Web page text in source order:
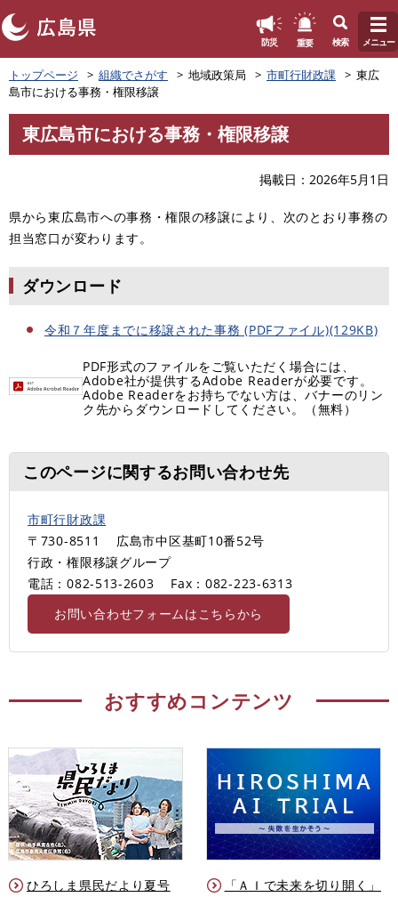
ペ
ー
ジ
の
頭
。
防災 重要 検索 メニュー
トップページ 組織でさがす 地域政策局 市町行財政課
東広
島市における事務・権限移譲
文
東広島市における事務・権限移譲
掲載日 2026年5月1日
県から東広島市への事務・権限の移譲により、次のとおり事務の
担当窓口が変わります。
ダウンロード
令和７年度までに移譲された事務 (PDFファイル)(129KB)
PDF形式のファイルをご覧いただく場合には、
Adobe社が提供するAdobe Readerが必要です。
Adobe Readerをお持ちでない方は、バナーのリン
ク先からダウンロードしてください。（無料）
このページに関するお問い合わせ先
市町行財政課
〒730-8511
広島市中区基町10番52号
行政・権限移譲グループ
電話：082-513-2603
Fax：082‐223-6313
お問い合わせフォームはこちらから
おすすめコンテンツ
ひろしま県民だより夏号
「ＡＩで未来を切り開く」